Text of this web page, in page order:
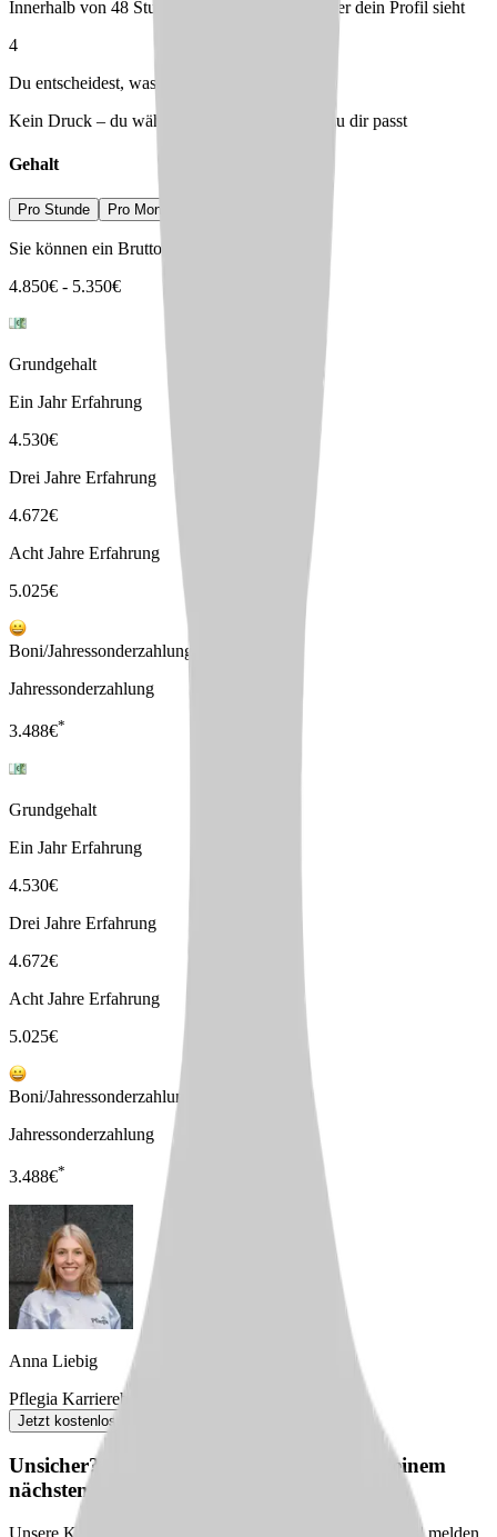
Innerhalb von 48 Stunden – du entscheidest, wer dein Profil sieht
4
Du entscheidest, was passt
Kein Druck – du wählst den Arbeitgeber, der zu dir passt
Gehalt
Pro Stunde Pro Monat
Sie können ein Bruttogehalt erwarten von
4.850€ - 5.350€
Grundgehalt
Ein Jahr Erfahrung
4.530€
Drei Jahre Erfahrung
4.672€
Acht Jahre Erfahrung
5.025€
Boni/Jahressonderzahlungen
Jahressonderzahlung
3.488€*
Grundgehalt
Ein Jahr Erfahrung
4.530€
Drei Jahre Erfahrung
4.672€
Acht Jahre Erfahrung
5.025€
Boni/Jahressonderzahlungen
Jahressonderzahlung
3.488€*
Anna Liebig
Pflegia Karriereberaterin
Jetzt kostenlos anfordern
Unsicher? Wir beraten dich kostenlos zu deinem
nächsten Karriereschritt
Unsere Karriereberater finden passende Jobs für dich – und melden